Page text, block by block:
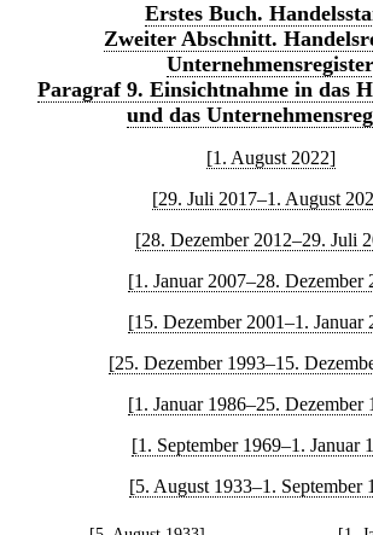
Erstes Buch.
Zweiter Abschnitt.
Unternehmensregister
Paragraf 9. Einsichtnahme in das
und das
[1. August 2022]
[29. Juli 2017–1. August
[28. Dezember 2012–29. Juli
[1. Januar 2007–28. Dezember
[15. Dezember 2001–1. Januar
[25. Dezember 1993–15.
[1. Januar 1986–25. Dezember
[1. September 1969–1. Januar
[5. August 1933–1. September